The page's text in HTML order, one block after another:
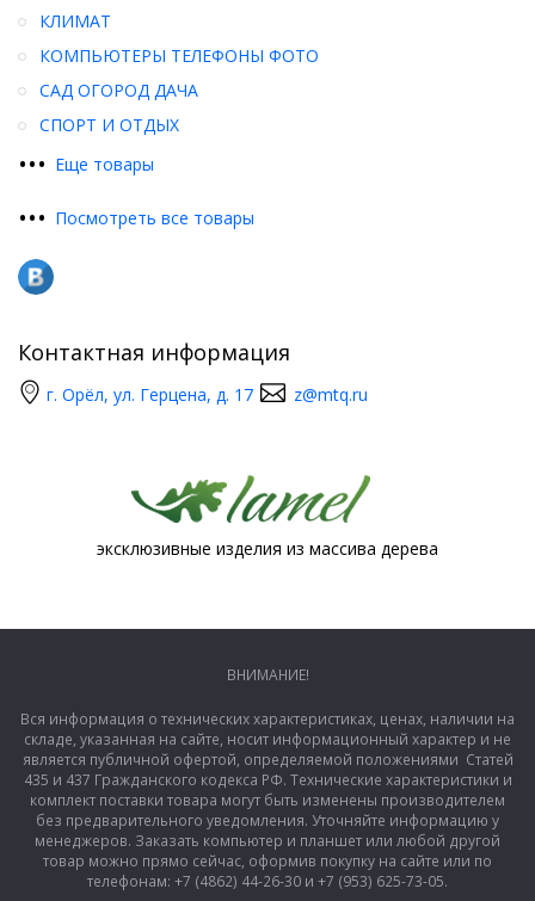
••• Еще товары
КЛИМАТ
КОМПЬЮТЕРЫ ТЕЛЕФОНЫ ФОТО
САД ОГОРОД ДАЧА
СПОРТ И ОТДЫХ
••• Посмотреть все товары
Контактная информация
г. Орёл, ул. Герцена, д. 17 z@mtq.ru
эксклюзивные изделия из массива дерева
ВНИМАНИЕ!
Вся информация о технических характеристиках, ценах, наличии на
складе, указанная на сайте, носит информационный характер и не
является публичной офертой, определяемой положениями Статей
435 и 437 Гражданского кодекса РФ. Технические характеристики и
комплект поставки товара могут быть изменены производителем
без предварительного уведомления. Уточняйте информацию у
менеджеров. Заказать компьютер и планшет или любой другой
товар можно прямо сейчас, оформив покупку на сайте или по
телефонам: +7 (4862) 44-26-30 и +7 (953) 625-73-05.